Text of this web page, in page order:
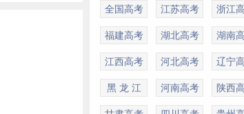
全国高考 江苏高考 浙江
福建高考 湖北高考 湖南
江西高考 河北高考 辽宁
黑 龙 江 河南高考 陕西